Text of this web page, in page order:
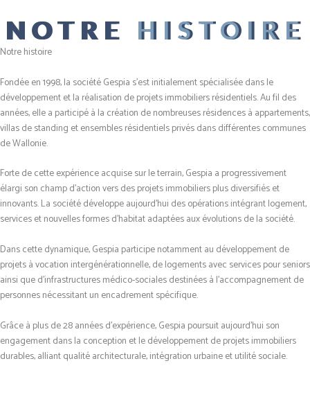
NOTRE HISTOIRE
Notre histoire
Fondée en 1998, la société Gespia s’est initialement spécialisée dans le
développement et la réalisation de projets immobiliers résidentiels. Au fil des
années, elle a participé à la création de nombreuses résidences à appartements,
villas de standing et ensembles résidentiels privés dans différentes communes
de Wallonie.
Forte de cette expérience acquise sur le terrain, Gespia a progressivement
élargi son champ d’action vers des projets immobiliers plus diversifiés et
innovants. La société développe aujourd’hui des opérations intégrant logement,
services et nouvelles formes d’habitat adaptées aux évolutions de la société.
Dans cette dynamique, Gespia participe notamment au développement de
projets à vocation intergénérationnelle, de logements avec services pour seniors
ainsi que d’infrastructures médico-sociales destinées à l’accompagnement de
personnes nécessitant un encadrement spécifique.
Grâce à plus de 28 années d’expérience, Gespia poursuit aujourd’hui son
engagement dans la conception et le développement de projets immobiliers
durables, alliant qualité architecturale, intégration urbaine et utilité sociale.